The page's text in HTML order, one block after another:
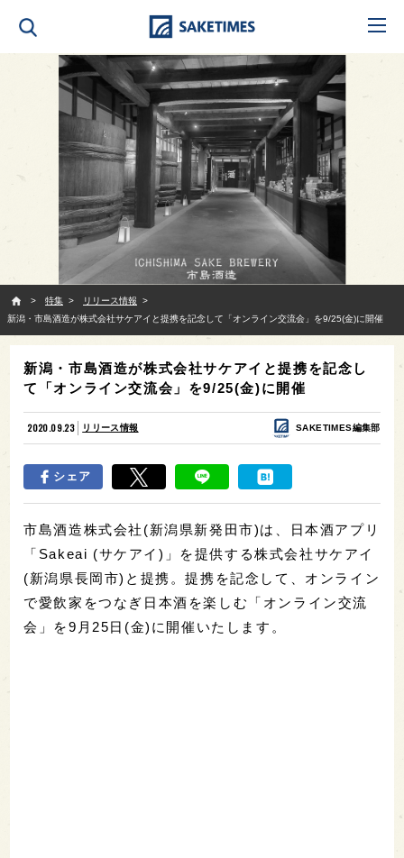
特集
リリース情報
新潟・市島酒造が株式会社サケアイと提携を記念して「オンライン交流会」を9/25(金)に開催
新潟・市島酒造が株式会社サケアイと提携を記念し
て「オンライン交流会」を9/25(金)に開催
2020.09.23 リリース情報 SAKETIMES編集部
シェア
市島酒造株式会社(新潟県新発田市)は、日本酒アプリ
「Sakeai (サケアイ)」を提供する株式会社サケアイ
(新潟県長岡市)と提携。提携を記念して、オンライン
で愛飲家をつなぎ日本酒を楽しむ「オンライン交流
会」を9月25日(金)に開催いたします。